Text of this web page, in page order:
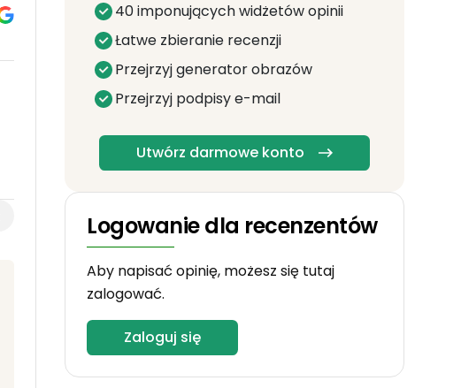
40 imponujących widżetów opinii
Łatwe zbieranie recenzji
Przejrzyj generator obrazów
Przejrzyj podpisy e-mail
Utwórz darmowe konto
Logowanie dla recenzentów
Aby napisać opinię, możesz się tutaj
zalogować.
Zaloguj się